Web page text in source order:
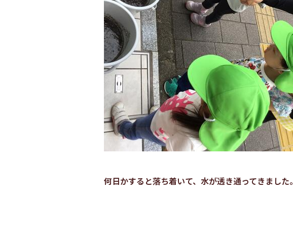
何日かすると落ち着いて、水が透き通ってきました。